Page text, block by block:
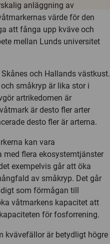
anläggning av
värde för den
att fånga upp kväve och
mellan Lunds universitet
och Hallands västkust.
småkryp är lika stor i
artrikedomen är
är desto fler arter
desto fler är arterna.
kan vara
flera ekosystemtjänster
exempelvis går att öka
av småkryp. Det går
som förmågan till
våtmarkens kapacitet att
för fosforrening.
kvävefällor är betydligt högre